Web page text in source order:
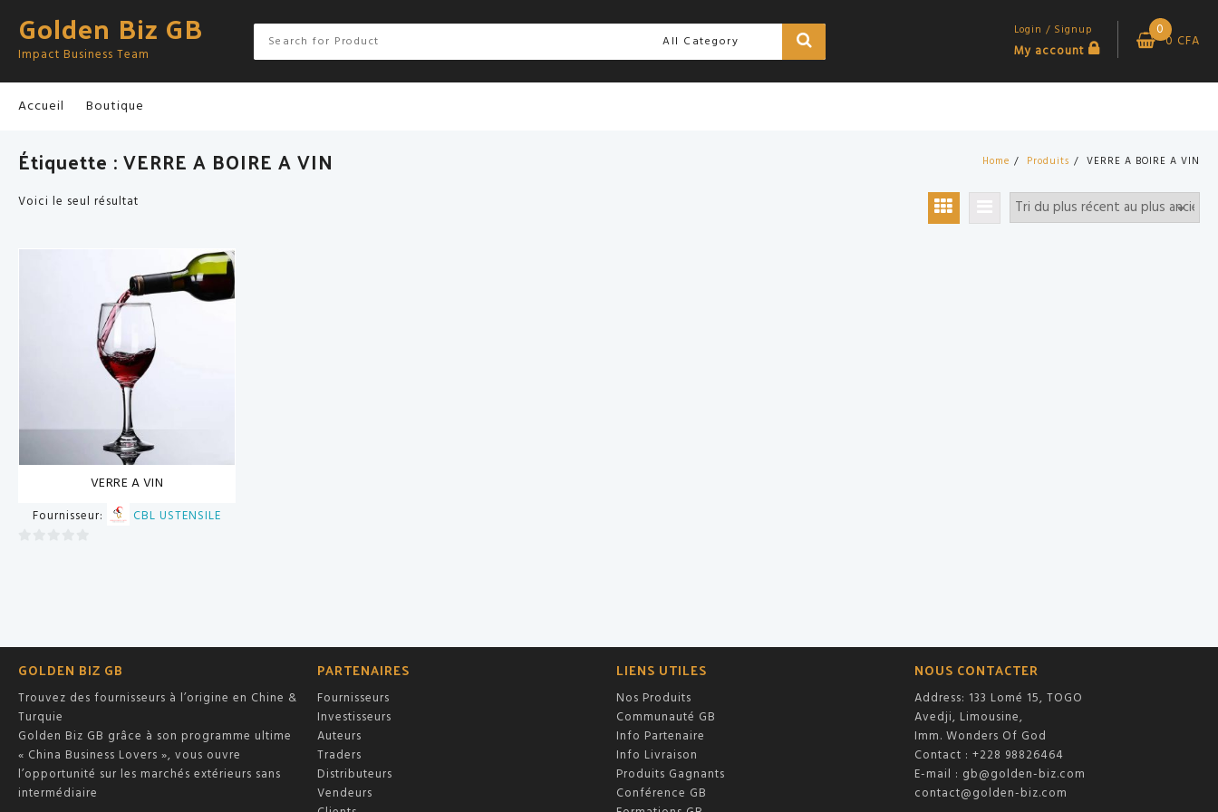
contentGolden Biz GB
Impact Business Team
Login / Signup
My account
0
0 CFA
Accueil Boutique
Étiquette :VERRE A BOIRE A VIN Home Produits VERRE A BOIRE A VIN
Voici le seul résultat
VERRE A VIN
Fournisseur:
CBL USTENSILE
GOLDEN BIZ GB
Trouvez des fournisseurs à l’origine en Chine &
Turquie
Golden Biz GB grâce à son programme ultime
« China Business Lovers », vous ouvre
l’opportunité sur les marchés extérieurs sans
intermédiaire
PARTENAIRES
Fournisseurs
Investisseurs
Auteurs
Traders
Distributeurs
Vendeurs
LIENS UTILES
Nos Produits
Communauté GB
Info Partenaire
Info Livraison
Produits Gagnants
Conférence GB
NOUS CONTACTER
Address: 133 Lomé 15, TOGO
Avedji, Limousine,
Imm. Wonders Of God
Contact : +228 98826464
E-mail : gb@golden-biz.com
contact@golden-biz.com